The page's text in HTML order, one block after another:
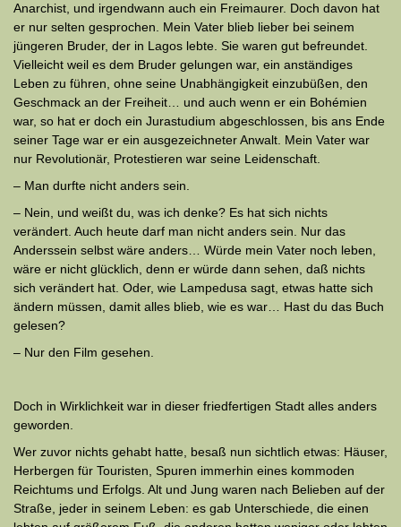
Anarchist, und irgendwann auch ein Frei­maurer. Doch davon hat
er nur selten gesprochen. Mein Vater blieb lieber bei seinem
jüngeren Bruder, der in Lagos lebte. Sie waren gut be­freun­det.
Vielleicht weil es dem Bruder gelungen war, ein an­stän­diges
Leben zu führen, ohne seine Unabhängigkeit einzubüßen, den
Ge­schmack an der Freiheit… und auch wenn er ein Bohémien
war, so hat er doch ein Jurastudium abgeschlossen, bis ans Ende
seiner Tage war er ein ausgezeichneter Anwalt. Mein Vater war
nur Revolutionär, Pro­testieren war seine Leidenschaft.
– Man durfte nicht anders sein.
– Nein, und weißt du, was ich denke? Es hat sich nichts
verändert. Auch heute darf man nicht anders sein. Nur das
Anderssein selbst wäre anders… Würde mein Vater noch leben,
wäre er nicht glücklich, denn er würde dann sehen, daß nichts
sich verändert hat. Oder, wie Lampedusa sagt, etwas hatte sich
ändern müssen, damit alles blieb, wie es war… Hast du das Buch
gelesen?
– Nur den Film gesehen.
Doch in Wirklichkeit war in dieser friedfertigen Stadt alles anders
geworden.
Wer zuvor nichts gehabt hatte, besaß nun sichtlich etwas: Häuser,
Herbergen für Touristen, Spuren immerhin eines kommoden
Reichtums und Erfolgs. Alt und Jung waren nach Belieben auf der
Straße, jeder in seinem Leben: es gab Unterschiede, die einen